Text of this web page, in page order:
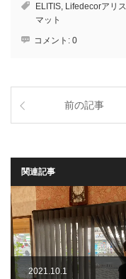
ELITIS Lifedecorアリス
マット
コメント: 0
前の記事
関連記事
2021.10.1